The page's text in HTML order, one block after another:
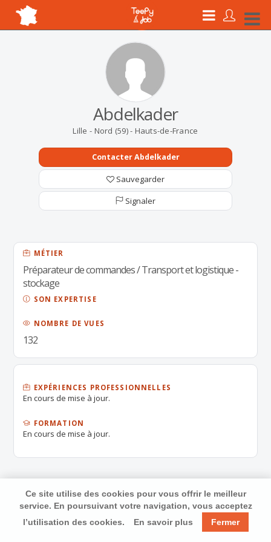
Abdelkader
Lille - Nord (59) - Hauts-de-France
Contacter Abdelkader
Sauvegarder
Signaler
MÉTIER
Préparateur de commandes / Transport et logistique -
stockage
SON EXPERTISE
NOMBRE DE VUES
132
EXPÉRIENCES PROFESSIONNELLES
En cours de mise à jour.
FORMATION
En cours de mise à jour.
Ce site utilise des cookies pour vous offrir le meilleur
service. En poursuivant votre navigation, vous acceptez
l’utilisation des cookies.
En savoir plus Fermer